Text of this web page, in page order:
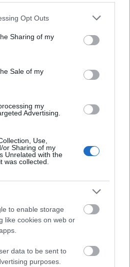
app uses one or more Google
behaviour. You may click to
and its third-party tags to
purposes in below Google
Opt Outs
Sharing of my
Sale of my
my
Advertising.
Use,
or Sharing of my
Unrelated with the
was collected.
to enable storage
like cookies on web or
data to be sent to
purposes.
a teendő?) a kisemberek
harcban tesznek
következő fejezet
ceremóniákat, amelyek
kötelékek jönnek létre
közvetlenebb
azt mutatja be, hogyan
és a negyed is szomorú
befejezése után
az epilógust:
kilométerrel távolabb
amelyet az
el. Mint ismeretes,
azóta őt is